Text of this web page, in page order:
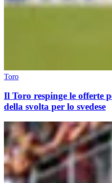
Toro
Il Toro respinge le offerte
della svolta per lo svedese